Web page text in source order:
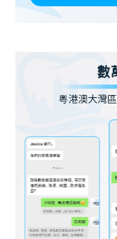
數
粵港澳大灣